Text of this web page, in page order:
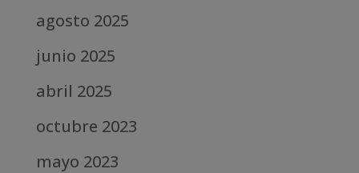
agosto 2025
junio 2025
abril 2025
octubre 2023
mayo 2023